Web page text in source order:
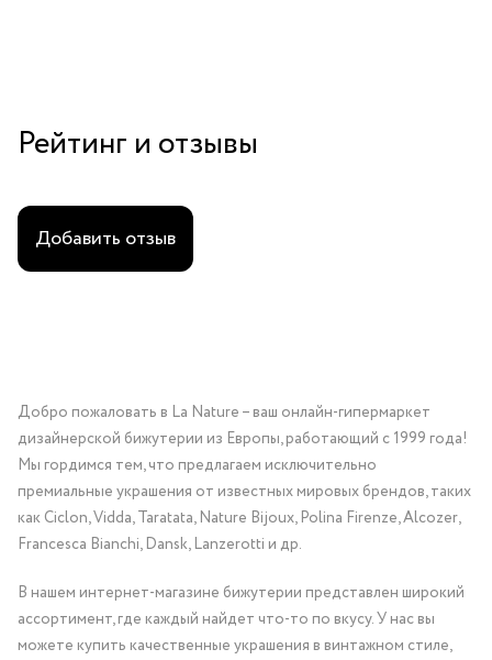
Рейтинг и отзывы
Добавить отзыв
Добро пожаловать в La Nature – ваш онлайн-гипермаркет
дизайнерской бижутерии из Европы, работающий с 1999 года!
Мы гордимся тем, что предлагаем исключительно
премиальные украшения от известных мировых брендов, таких
как Ciclon, Vidda, Taratata, Nature Bijoux, Polina Firenze, Alcozer,
Francesca Bianchi, Dansk, Lanzerotti и др.
В нашем интернет-магазине бижутерии представлен широкий
ассортимент, где каждый найдет что-то по вкусу. У нас вы
можете купить качественные украшения в винтажном стиле,